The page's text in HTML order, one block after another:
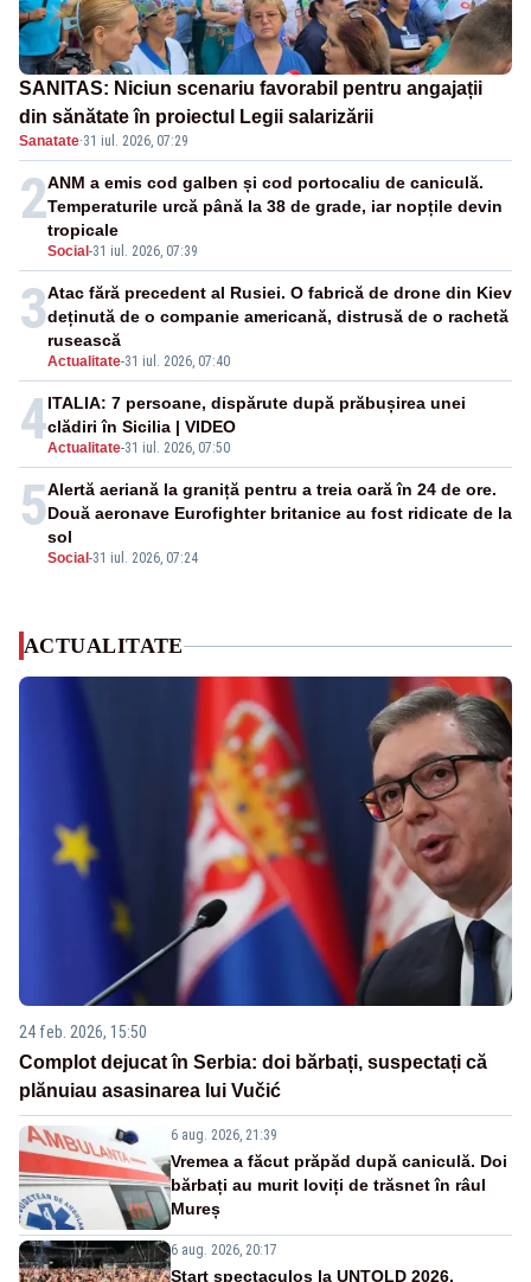
SANITAS: Niciun scenariu favorabil pentru angajații
din sănătate în proiectul Legii salarizării
Sanatate·31 iul. 2026, 07:29
2
Social -31 iul. 2026, 07:39
ANM a emis cod galben și cod portocaliu de caniculă.
Temperaturile urcă până la 38 de grade, iar nopțile devin
tropicale
3
Actualitate-31 iul. 2026, 07:40
Atac fără precedent al Rusiei. O fabrică de drone din Kiev
deținută de o companie americană, distrusă de o rachetă
rusească
4Actualitate-31 iul. 2026, 07:50
ITALIA: 7 persoane, dispărute după prăbușirea unei
clădiri în Sicilia | VIDEO
5
Social -31 iul. 2026, 07:24
Alertă aeriană la graniță pentru a treia oară în 24 de ore.
Două aeronave Eurofighter britanice au fost ridicate de la
sol
ACTUALITATE
24 feb. 2026, 15:50
Complot dejucat în Serbia: doi bărbați, suspectați că
plănuiau asasinarea lui Vučić
6 aug. 2026, 21:39
Vremea a făcut prăpăd după caniculă. Doi
bărbați au murit loviți de trăsnet în râul
Mureș
6 aug. 2026, 20:17
Start spectaculos la UNTOLD 2026.